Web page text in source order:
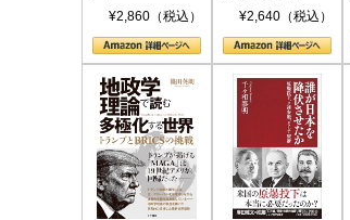
¥2,860（税込） ¥2,640（税込）